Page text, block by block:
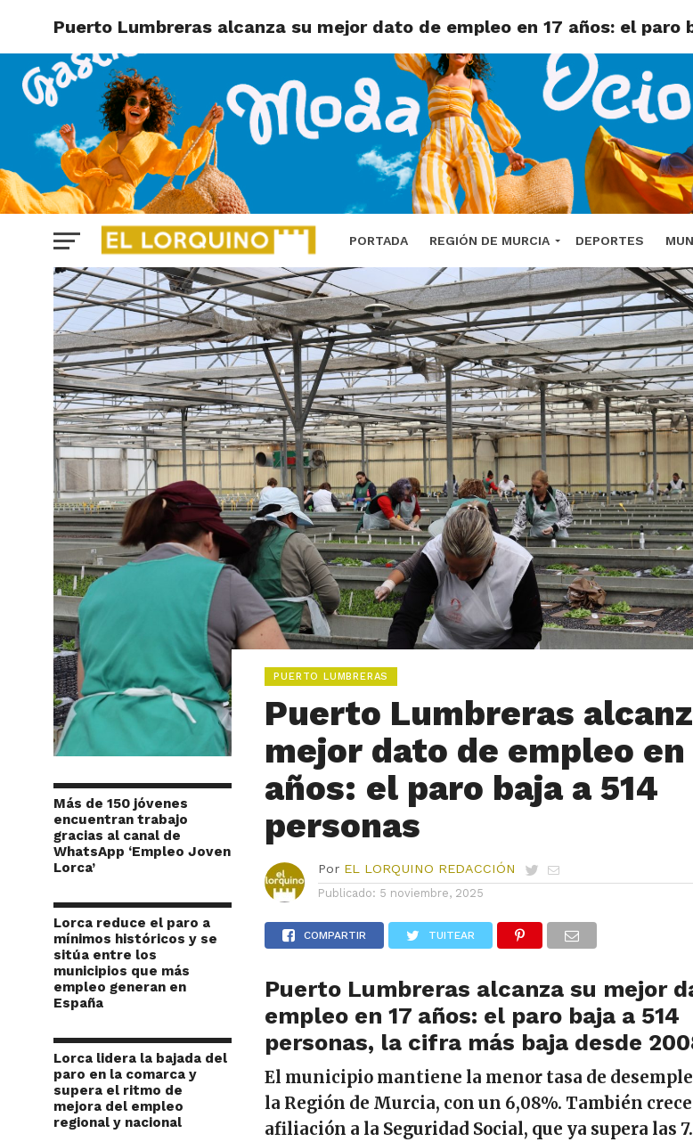
PORTADA REGIÓN DE MURCIA DEPORTES
Puerto Lumbreras alcanza su mejor dato de empleo en 17 años: el paro
Más de 150 jóvenes
encuentran trabajo
gracias al canal de
WhatsApp ‘Empleo Joven
Lorca’
Lorca reduce el paro a
mínimos históricos y se
sitúa entre los
municipios que más
empleo generan en
España
Lorca lidera la bajada del
paro en la comarca y
supera el ritmo de
mejora del empleo
regional y nacional
PUERTO LUMBRERAS
Puerto Lumbreras
mejor dato de empleo en
años: el paro baja a 514
personas
Por EL LORQUINO REDACCIÓN
Publicado: 5 noviembre, 2025
COMPARTIR TUITEAR
Puerto Lumbreras alcanza su mejor
empleo en 17 años: el paro baja a 514
personas, la cifra más baja desde
El municipio mantiene la menor tasa de
la Región de Murcia, con un 6,08%. También
afiliación a la Seguridad Social, que ya supera las